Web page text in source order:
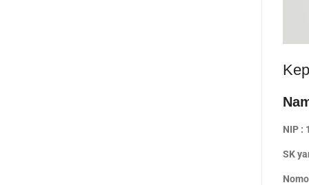
NIP :
SK